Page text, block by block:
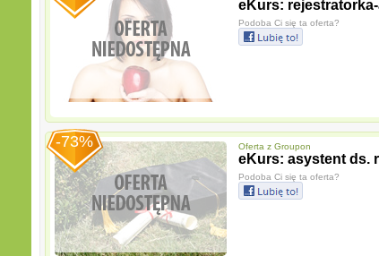
eKurs:
Podoba Ci się ta oferta?
-73% Oferta z Groupon
eKurs: asystent ds.
Podoba Ci się ta oferta?